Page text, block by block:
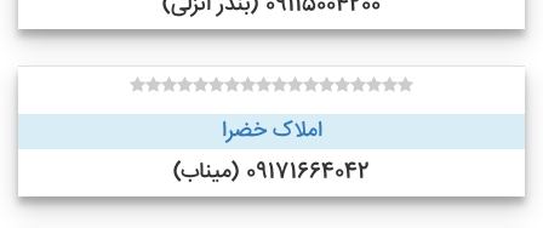
املاک خضرا
09171664042 (میناب)